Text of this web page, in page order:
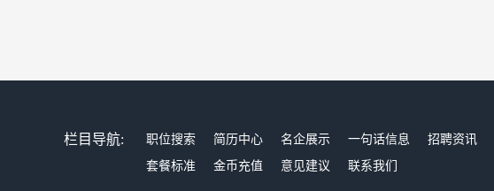
栏目导航: 职位搜索 简历中心 名企展示 一句话信息 招聘资讯
套餐标准
金币充值 意见建议 联系我们